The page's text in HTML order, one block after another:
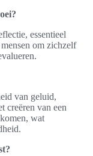
essentieel
om zichzelf
van geluid,
creëren van een
wat